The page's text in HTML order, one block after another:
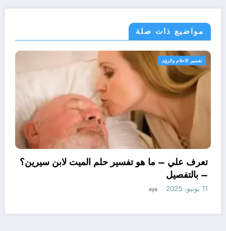
مواضيع ذات صلة
تعرف
– ما هو تأويل ابن سيرين لتفسير حلم